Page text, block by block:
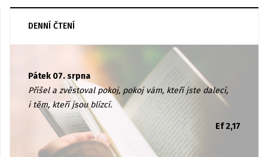
DENNÍ ČTENÍ
Pátek 07. srpna
Přišel a zvěstoval pokoj, pokoj vám, kteří jste dalecí,
i těm, kteří jsou blízcí.
Ef 2,17